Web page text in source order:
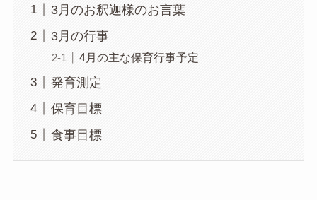
3月のお釈迦様のお言葉
3月の行事
4月の主な保育行事予定
発育測定
保育目標
食事目標